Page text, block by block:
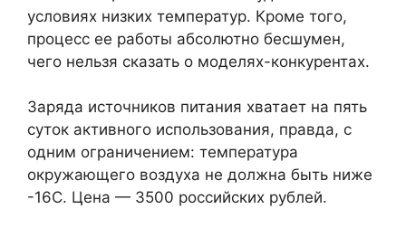
условиях низких температур. Кроме того,
процесс ее работы абсолютно бесшумен,
чего нельзя сказать о моделях-конкурентах.
Заряда источников питания хватает на пять
суток активного использования, правда, с
одним ограничением: температура
окружающего воздуха не должна быть ниже
-16C. Цена — 3500 российских рублей.